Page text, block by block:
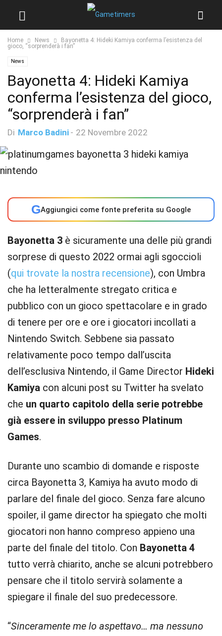
Home News
Bayonetta 4: Hideki Kamiya conferma l’esistenza del
gioco, “sorprenderà i fan”
News
Bayonetta 4: Hideki Kamiya
conferma l’esistenza del gioco,
“sorprenderà i fan”
Di Marco Badini - 22 Novembre 2022
GAggiungici come fonte preferita su Google
Bayonetta 3 è sicuramente una delle più grandi
sorprese di questo 2022 ormai agli sgoccioli
(qui trovate la nostra recensione), con Umbra
che ha letteralmente stregato critica e
pubblico con un gioco spettacolare e in grado
di tenere per ore e ore i giocatori incollati a
Nintendo Switch. Sebbene sia passato
relativamente poco tempo dall’uscita
dell’esclusiva Nintendo, il Game Director Hideki
Kamiya con alcuni post su Twitter ha svelato
che un quarto capitolo della serie potrebbe
già essere in sviluppo presso Platinum
Games.
Durante uno scambio di domande e risposte
circa Bayonetta 3, Kamiya ha avuto modo di
parlare del finale del gioco. Senza fare alcuno
spoiler, il game director ha spiegato che molti
giocatori non hanno compreso appieno una
parte del finale del titolo. Con Bayonetta 4
tutto verrà chiarito, anche se alcuni potrebbero
pensare che il titolo servirà solamente a
spiegare il finale del suo predecessore.
“Sinceramente me lo aspettavo… ma nessuno